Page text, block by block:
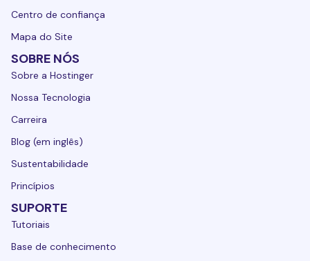
Centro de confiança
Mapa do Site
SOBRE NÓS
Sobre a Hostinger
Nossa Tecnologia
Carreira
Blog (em inglês)
Sustentabilidade
Princípios
SUPORTE
Tutoriais
Base de conhecimento